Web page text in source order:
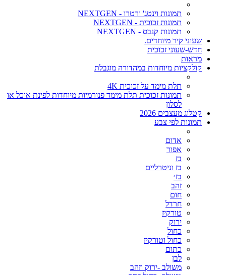
תמונות וינטג' ורטרו - NEXTGEN
תמונות זכוכית - NEXTGEN
תמונות קנבס - NEXTGEN
שעוני קיר מיוחדים.
חדש-שעוני זכוכית
מראות
קולקציות מיוחדות במהדורה מוגבלת
תלת מימד על זכוכית 4K
תמונות זכוכית תלת מימד פנורמיות מיוחדות לפינת אוכל או
לסלון
קטלוג מעצבים 2026
תמונות לפי צבע
אדום
אפור
בז
בז וניטרליים
בז׳
זהב
חום
חרדל
טורקיז
ירוק
כחול
כחול וטורקיז
כתום
לבן
משולב -ירוק וזהב